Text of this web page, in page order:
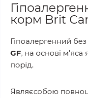
корм Brit
Гіпоалергенний
GF, на основі м'яса
порід.
Являєсобою